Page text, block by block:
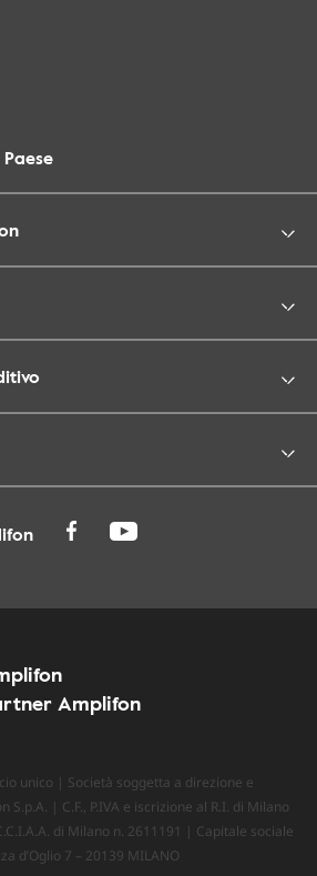
Amplifon
unico | Società soggetta a direzione e
| C.F., P.IVA e iscrizione al R.I. di Milano
di Milano n. 2611191 | Capitale sociale
d’Oglio 7 – 20139 MILANO